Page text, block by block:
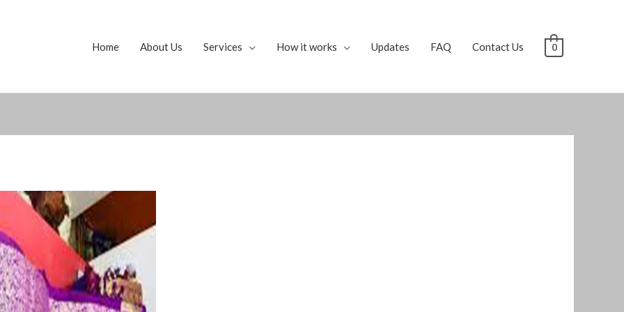
Home About Us Services How it works Updates FAQ Contact Us 0